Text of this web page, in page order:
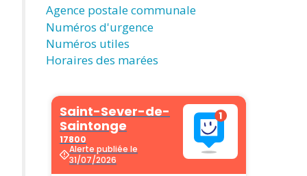
Agence postale communale
Numéros d'urgence
Numéros utiles
Horaires des marées